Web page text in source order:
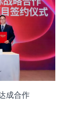
成合作